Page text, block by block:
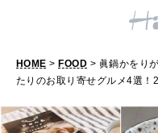
[12星座
[12星座別]
女神まり愛
HOME > FOOD > 眞鍋かをり
たりのお取り寄せグルメ4選！